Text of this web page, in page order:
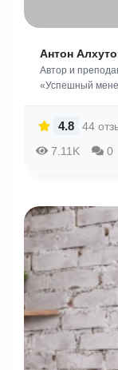
Антон
Автор и
«Успешный
7.11K 0
4.8 44